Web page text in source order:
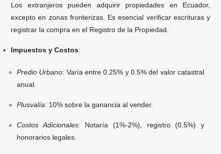
Los extranjeros pueden adquirir propiedades en Ecuador,
excepto en zonas fronterizas. Es esencial verificar escrituras y
registrar la compra en el Registro de la Propiedad.
Impuestos y Costos:
Predio Urbano: Varía entre 0.25% y 0.5% del valor catastral
anual.
Plusvalía: 10% sobre la ganancia al vender.
Costos Adicionales: Notaría (1%-2%), registro (0.5%) y
honorarios legales.